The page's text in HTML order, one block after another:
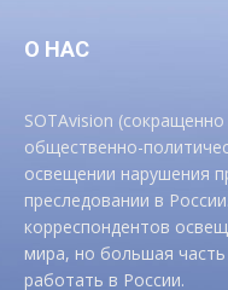
О НАС
SOTAvision
общественно-
освещении нарушения
преследовании в
корреспондентов
мира, но большая
работать в России.